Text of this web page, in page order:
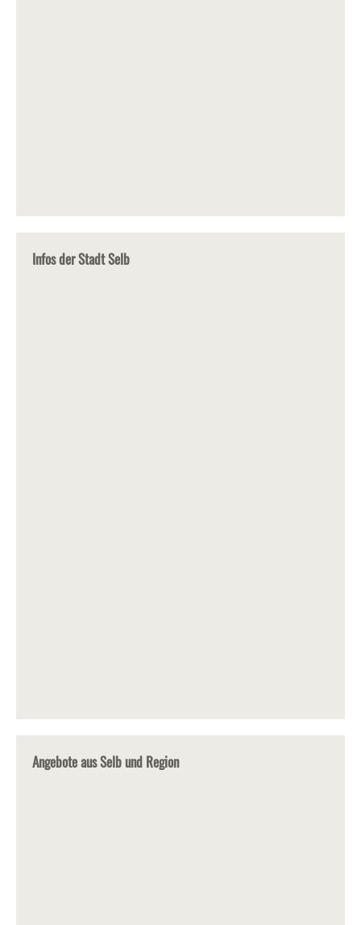
Infos der Stadt Selb
Angebote aus Selb und Region